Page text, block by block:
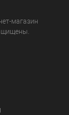
магазин